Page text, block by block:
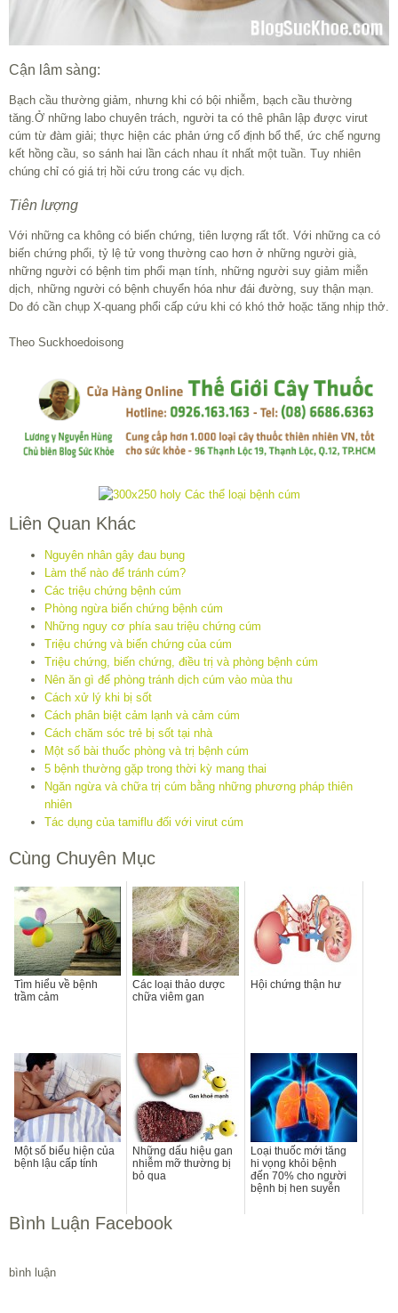
Cận lâm sàng:
Bạch cầu thường giảm, nhưng khi có bội nhiễm, bạch cầu thường
tăng.Ở những labo chuyên trách, người ta có thê phân lập được virut
cúm từ đàm giải; thực hiện các phản ứng cố định bổ thể, ức chế ngưng
kết hồng cầu, so sánh hai lần cách nhau ít nhất một tuần. Tuy nhiên
chúng chỉ có giá trị hồi cứu trong các vụ dịch.
Tiên lượng
Với những ca không có biến chứng, tiên lượng rất tốt. Với những ca có
biến chứng phổi, tỷ lệ tử vong thường cao hơn ở những người già,
những người có bệnh tim phổi mạn tính, những người suy giảm miễn
dịch, những người có bệnh chuyển hóa như đái đường, suy thận mạn.
Do đó cần chụp X-quang phổi cấp cứu khi có khó thở hoặc tăng nhịp thở.
Theo Suckhoedoisong
Liên Quan Khác
Nguyên nhân gây đau bụng
Làm thế nào để tránh cúm?
Các triệu chứng bệnh cúm
Phòng ngừa biến chứng bệnh cúm
Những nguy cơ phía sau triệu chứng cúm
Triệu chứng và biến chứng của cúm
Triệu chứng, biến chứng, điều trị và phòng bệnh cúm
Nên ăn gì để phòng tránh dịch cúm vào mùa thu
Cách xử lý khi bị sốt
Cách phân biệt cảm lạnh và cảm cúm
Cách chăm sóc trẻ bị sốt tại nhà
Một số bài thuốc phòng và trị bệnh cúm
5 bệnh thường gặp trong thời kỳ mang thai
Ngăn ngừa và chữa trị cúm bằng những phương pháp thiên
nhiên
Tác dụng của tamiflu đối với virut cúm
Cùng Chuyên Mục
Tìm hiểu về bệnh
trầm cảm
Các loại thảo dược
chữa viêm gan
Hội chứng thận hư
Một số biểu hiện của
bệnh lậu cấp tính
Những dấu hiệu gan
nhiễm mỡ thường bị
bỏ qua
Loại thuốc mới tăng
hi vọng khỏi bệnh
đến 70% cho người
bệnh bị hen suyễn
Bình Luận Facebook
bình luận